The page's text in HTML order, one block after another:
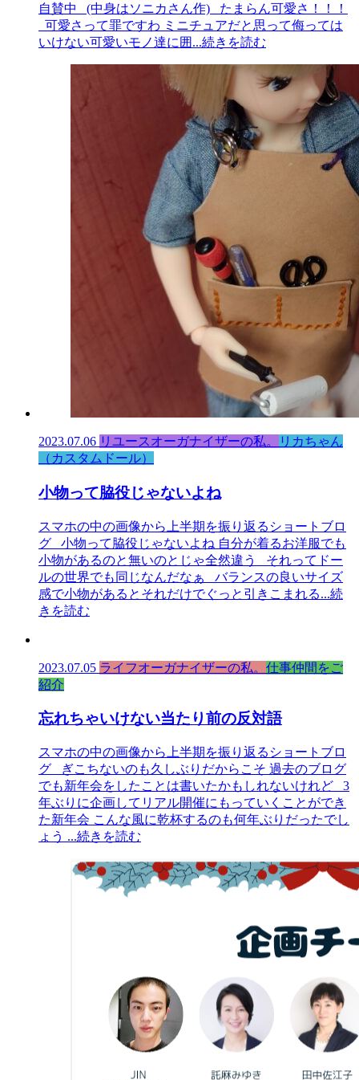
自賛中 (中身はソニカさん作) たまらん可愛さ！！！
可愛さって罪ですわ ミニチュアだと思って侮っては
いけない可愛いモノ達に囲 ...続きを読む
2023.07.06 リユースオーガナイザーの私。
リカちゃん
（カスタムドール）
小物って脇役じゃないよね
スマホの中の画像から上半期を振り返るショートブロ
グ 小物って脇役じゃないよね 自分が着るお洋服でも
小物があるのと無いのとじゃ全然違う それってドー
ルの世界でも同じなんだなぁ バランスの良いサイズ
感で小物があるとそれだけでぐっと引きこまれる...続
きを読む
2023.07.05 ライフオーガナイザーの私。 仕事仲間をご
紹介
忘れちゃいけない当たり前の反対語
スマホの中の画像から上半期を振り返るショートブロ
グ ぎこちないのも久しぶりだからこそ 過去のブログ
でも新年会をしたことは書いたかもしれないけれど 3
年ぶりに企画してリアル開催にもっていくことができ
た新年会 こんな風に乾杯するのも何年ぶりだったでし
ょう ...続きを読む